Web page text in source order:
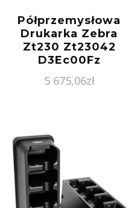
Półprzemysłowa
Drukarka Zebra
Zt230 Zt23042
D3Ec00Fz
5 675,06zł